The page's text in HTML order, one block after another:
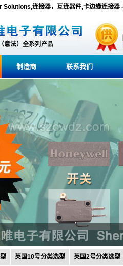
连接器，互连器件,卡边缘连接器
意法）全系列产品
制造商 联系我们
英国10号分类选型 英国2号分类选型